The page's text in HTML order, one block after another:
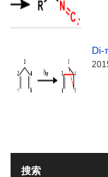
Di-
搜索